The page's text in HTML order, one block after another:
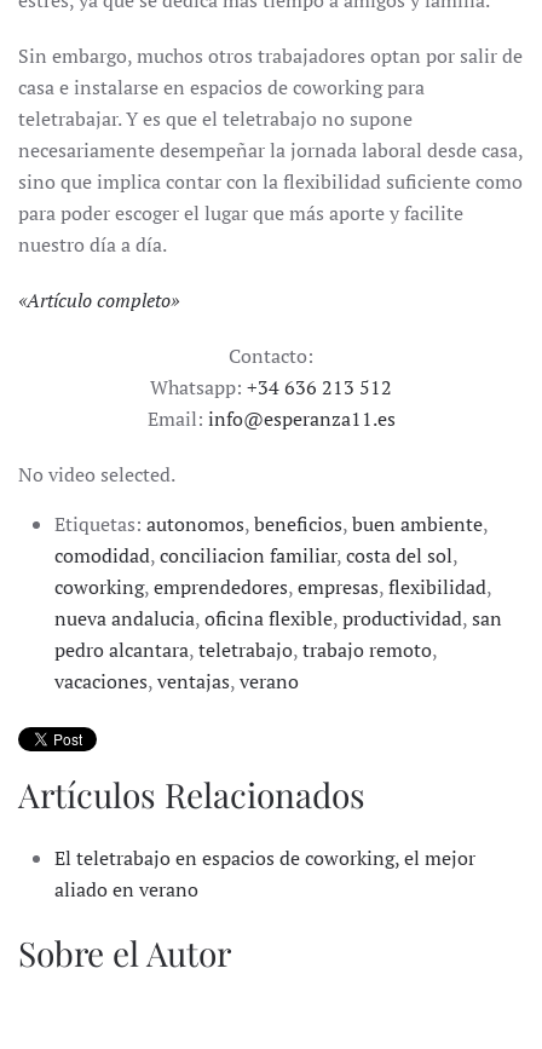
Sin embargo, muchos otros trabajadores optan por salir de
casa e instalarse en espacios de coworking para
teletrabajar. Y es que el teletrabajo no supone
necesariamente desempeñar la jornada laboral desde casa,
sino que implica contar con la flexibilidad suficiente como
para poder escoger el lugar que más aporte y facilite
nuestro día a día.
«Artículo completo»
Contacto:
Whatsapp: +34 636 213 512
Email: info@esperanza11.es
No video selected.
Etiquetas: autonomos,beneficios,buen ambiente,
comodidad,conciliacion familiar,costa del sol,
coworking,emprendedores,empresas,flexibilidad,
nueva andalucia,oficina flexible,productividad,san
pedro alcantara,teletrabajo,trabajo remoto,
vacaciones,ventajas,verano
Artículos Relacionados
El teletrabajo en espacios de coworking, el mejor
aliado en verano
Sobre el Autor